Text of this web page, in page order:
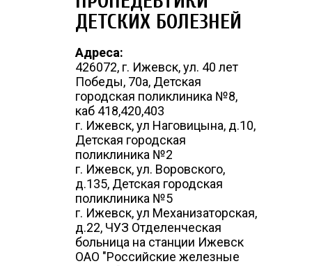
ДЕТСКИХ БОЛЕЗНЕЙ
Адреса:
426072, г. Ижевск, ул. 40 лет
Победы, 70а, Детская
городская поликлиника №8,
каб 418,420,403
г. Ижевск, ул Наговицына, д.10,
Детская городская
поликлиника №2
г. Ижевск, ул. Воровского,
д.135, Детская городская
поликлиника №5
г. Ижевск, ул Механизаторская,
д.22, ЧУЗ Отделенческая
больница на станции Ижевск
ОАО "Российские железные